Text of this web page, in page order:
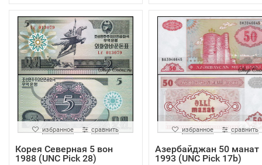
избранное сравнить
Корея Северная 5 вон
1988 (UNC Pick 28)
избранное сравнить
Азербайджан 50 манат
1993 (UNC Pick 17b)